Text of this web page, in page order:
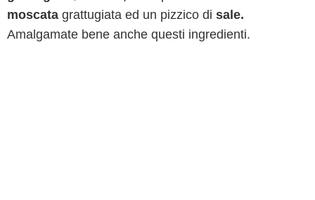
moscata grattugiata ed un pizzico di sale.
Amalgamate bene anche questi ingredienti.